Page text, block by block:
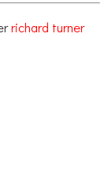
richard turner